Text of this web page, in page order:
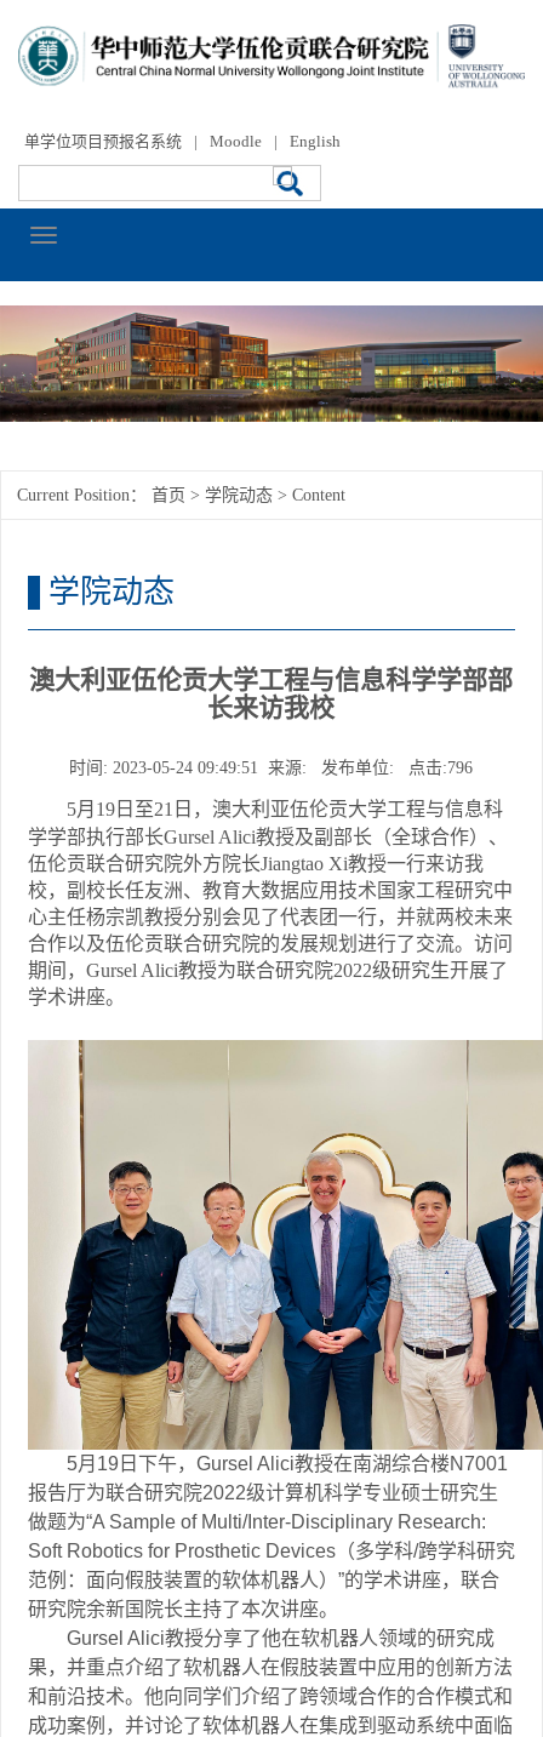
单学位项目预报名系统 | Moodle | English
Current Position：首页 >学院动态 > Content
学院动态
澳大利亚伍伦贡大学工程与信息科学学部部
长来访我校
时间: 2023-05-24 09:49:51 来源: 发布单位: 点击:796
5月19日至21日，澳大利亚伍伦贡大学工程与信息科
学学部执行部长Gursel Alici教授及副部长（全球合作）、
伍伦贡联合研究院外方院长Jiangtao Xi教授一行来访我
校，副校长任友洲、教育大数据应用技术国家工程研究中
心主任杨宗凯教授分别会见了代表团一行，并就两校未来
合作以及伍伦贡联合研究院的发展规划进行了交流。访问
期间，Gursel Alici教授为联合研究院2022级研究生开展了
学术讲座。
5月 19 日下午， Gursel Alici教授在南湖综合楼N7001
报告厅为联合研究院2022级计算机科学专业硕士研究生
做题为“A Sample of Multi/Inter-Disciplinary Research:
Soft Robotics for Prosthetic Devices（多学科/跨学科研究
范例：面向假肢装置的软体机器人）”的学术讲座，联合
研究院余新国院长主持了本次讲座。
Gursel Alici教授分享了他在软机器人领域的研究成
果，并重点介绍了软机器人在假肢装置中应用的创新方法
和前沿技术。他向同学们介绍了跨领域合作的合作模式和
成功案例，并讨论了软体机器人在集成到驱动系统中面临